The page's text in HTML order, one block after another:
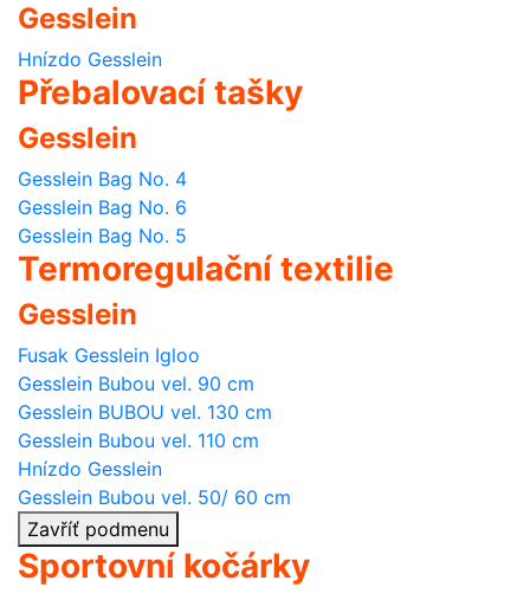
Gesslein
Hnízdo Gesslein
Přebalovací tašky
Gesslein
Gesslein Bag No. 4
Gesslein Bag No. 6
Gesslein Bag No. 5
Termoregulační textilie
Gesslein
Fusak Gesslein Igloo
Gesslein Bubou vel. 90 cm
Gesslein BUBOU vel. 130 cm
Gesslein Bubou vel. 110 cm
Hnízdo Gesslein
Gesslein Bubou vel. 50/ 60 cm
Zavříť podmenu
Sportovní kočárky